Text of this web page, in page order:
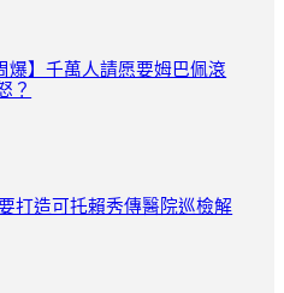
爆】千萬人請愿要姆巴佩滾
？
打造可托賴秀傳醫院巡檢解